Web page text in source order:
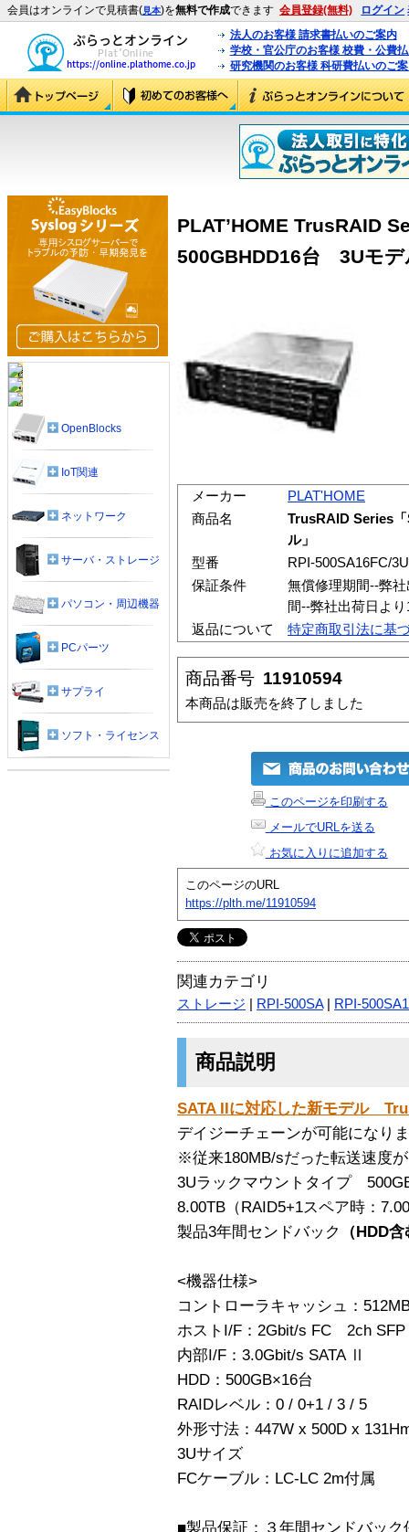
会員はオンラインで見積書(見本)を無料で作成できます 会員登録(無料) ログイン
法人のお客様 請求書払いのご案内
学校・官公庁のお客様 校費・公費
研究機関のお客様 科研費払いのご
PLAT’HOME TrusRAID
500GBHDD16台 3Uモデ
メーカー
PLAT'HOME
商品名
TrusRAID Series
ル」
型番
RPI-500SA16FC/3U
保証条件
無償修理期間--弊
間--弊社出荷日よ
返品について
特定商取引法に基
商品番号 11910594
本商品は販売を終了しました
このページを印刷する
メールでURLを送る
お気に入りに追加する
このページのURL
https://plth.me/11910594
関連カテゴリ
ストレージ RPI-500SA| RPI-
商品説明
SATA IIに対応した新モデル
デイジーチェーンが可能になり
※従来180MB/sだった転送速度
3Uラックマウントタイプ
8.00TB（RAID5+1スペア時：
製品3年間センドバック
（HDD
<機器仕様>
コントローラキャッシュ：
ホストI/F：2Gbit/s FC 2ch SFP
内部I/F：3.0Gbit/s SATA Ⅱ
HDD：500GB×16台
RAIDレベル：0 / 0+1 / 3 / 5
外形寸法：447W x 500D x
3Uサイズ
FCケーブル：LC-LC 2m付属
■製品保証：３年間センドバッ
OpenBlocks
IoT関連
ネットワーク
サーバ・ストレージ
パソコン・周辺機器
PCパーツ
サプライ
ソフト・ライセンス